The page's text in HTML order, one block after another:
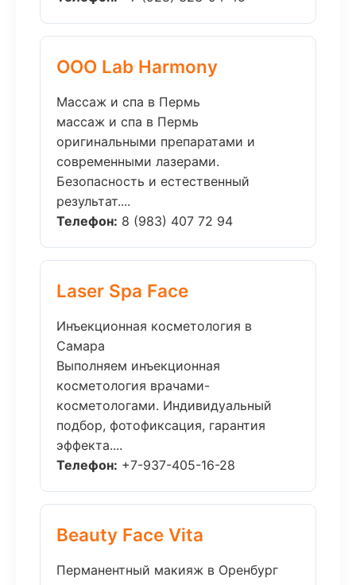
ООО Lab Harmony
Массаж и спа в Пермь
массаж и спа в Пермь
оригинальными препаратами и
современными лазерами.
Безопасность и естественный
результат....
Телефон: 8 (983) 407 72 94
Laser Spa Face
Инъекционная косметология в
Самара
Выполняем инъекционная
косметология врачами-
косметологами. Индивидуальный
подбор, фотофиксация, гарантия
эффекта....
Телефон: +7-937-405-16-28
Beauty Face Vita
Перманентный макияж в Оренбург